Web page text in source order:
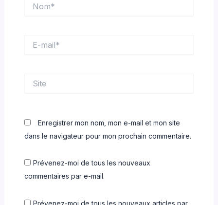
mail*
Enregistrer mon nom, mon e-mail et mon site
dans le navigateur pour mon prochain commentaire.
Prévenez-moi de tous les nouveaux
commentaires par e-mail.
Prévenez-moi de tous les nouveaux articles par